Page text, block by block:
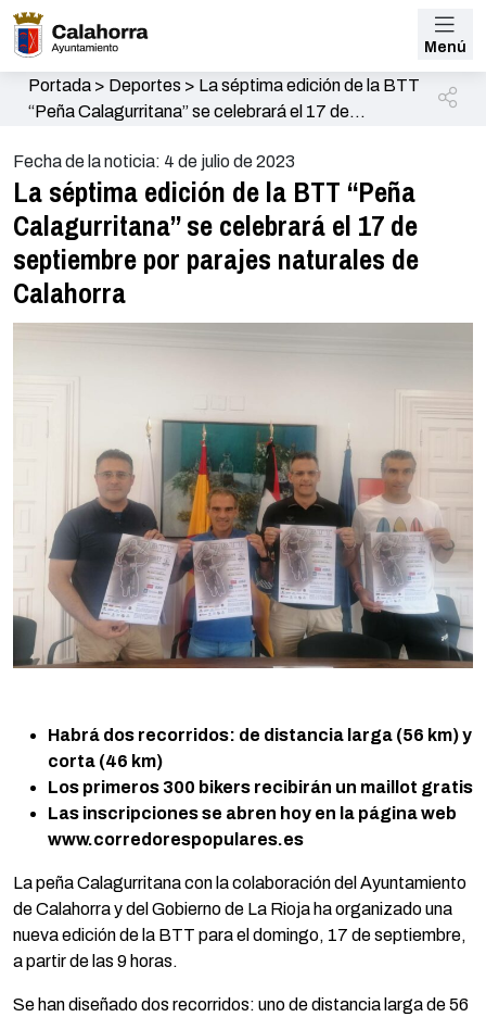
Menú
Portada> Deportes > La séptima edición de la BTT
“Peña Calagurritana” se celebrará el 17 de
Fecha de la noticia: 4 de julio de 2023
La séptima edición de la BTT “Peña
Calagurritana” se celebrará el 17 de
septiembre por parajes naturales de
Calahorra
Habrá dos recorridos: de distancia larga (56 km) y
corta (46 km)
Los primeros 300 bikers recibirán un maillot gratis
Las inscripciones se abren hoy en la página web
www.corredorespopulares.es
La peña Calagurritana con la colaboración del Ayuntamiento
de Calahorra y del Gobierno de La Rioja ha organizado una
nueva edición de la BTT para el domingo, 17 de septiembre,
a partir de las 9 horas.
Se han diseñado dos recorridos: uno de distancia larga de 56